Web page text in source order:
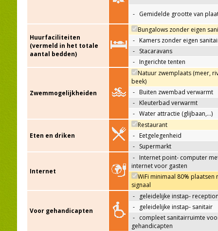
- Gemidelde grootte van
Huurfaciliteiten
(vermeld in het totale
aantal bedden)
Bungalows zonder eigen
- Kamers zonder eigen
- Stacaravans
- Ingerichte tenten
Zwemmogelijkheiden
Natuur zwemplaats (meer,
beek)
- Buiten zwembad verwarmt
- Kleuterbad verwarmt
- Water attractie (glijbaan,…)
Eten en driken
Restaurant
- Eetgelegenheid
- Supermarkt
Internet
- Internet point- computer
internet voor gasten
WiFi minimaal 80% plaatsen
signaal
Voor gehandicapten
-
geleidelijke instap-
-
geleidelijke instap- sanitair
- compleet sanitairruimte
gehandicapten